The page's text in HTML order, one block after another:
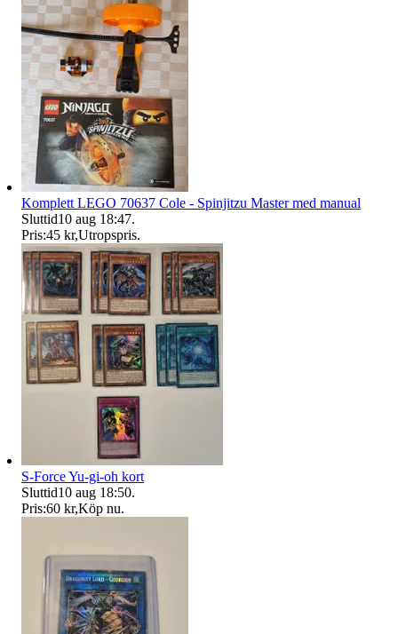
Komplett LEGO 70637 Cole - Spinjitzu Master med manual
Sluttid10 aug 18:47.
Pris:45 kr,Utropspris.
S-Force Yu-gi-oh kort
Sluttid10 aug 18:50.
Pris:60 kr,Köp nu.